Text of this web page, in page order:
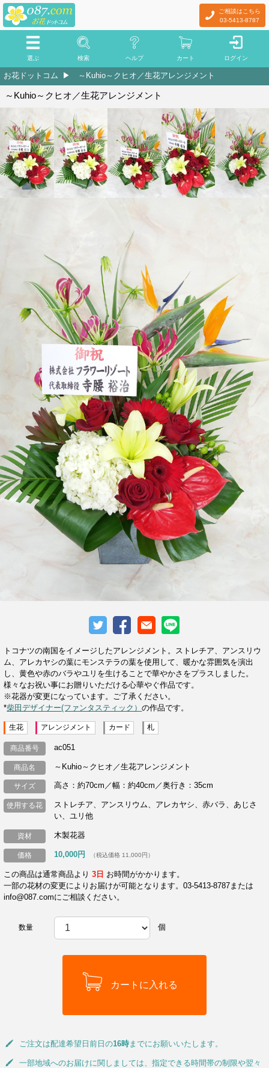
ご相談はこちら
03-5413-8787
選ぶ 検索 ヘルプ カート ログイン
お花ドットコム ～Kuhio～クヒオ／生花アレンジメント
～Kuhio～クヒオ／生花アレンジメント
トコナツの南国をイメージしたアレンジメント。ストレチア、アンスリウ
ム、アレカヤシの葉にモンステラの葉を使用して、暖かな雰囲気を演出
し、黄色や赤のバラやユリを生けることで華やかさをプラスしました。
様々なお祝い事にお贈りいただける心華やぐ作品です。
※花器が変更になっています。ご了承ください。
*柴田デザイナー(ファンタスティック）の作品です。
生花 アレンジメント カード 札
商品番号 ac051
商品名 ～Kuhio～クヒオ／生花アレンジメント
サイズ 高さ：約70cm／幅：約40cm／奥行き：35cm
使用する花
ストレチア、アンスリウム、アレカヤシ、赤バラ、あじさ
い、ユリ他
資材 木製花器
価格 10,000円 （税込価格 11,000円）
この商品は通常商品より3日 お時間がかかります。
一部の花材の変更によりお届けが可能となります。03-5413-8787または
info@087.comにご相談ください。
数量 個
ご注文は配達希望日前日の16時までにお願いいたします。
一部地域へのお届けに関しましては、指定できる時間帯の制限や翌々